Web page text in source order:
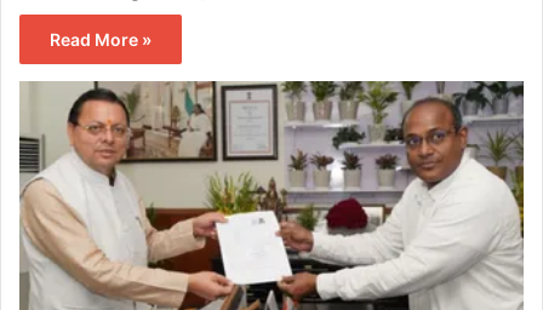
Read More »